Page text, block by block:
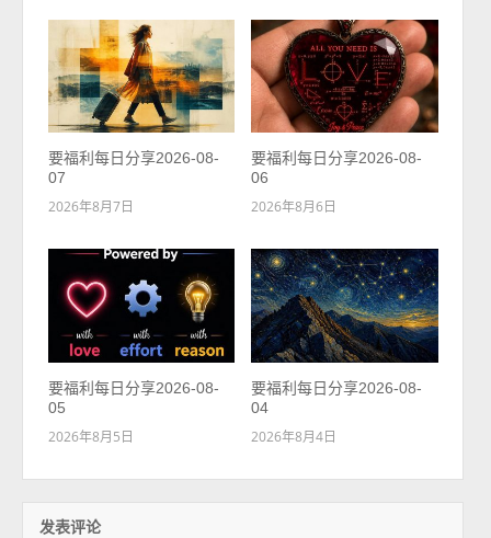
要福利每日分享2026-08-
07
2026年8月7日
要福利每日分享2026-08-
06
2026年8月6日
要福利每日分享2026-08-
05
2026年8月5日
要福利每日分享2026-08-
04
2026年8月4日
发表评论